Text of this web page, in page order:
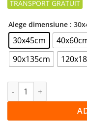
Alege dimensiune :
30x45cm
90x135cm
Cantitate Tablou